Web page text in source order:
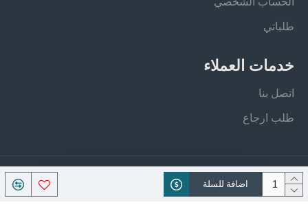
اضافة للسلة
طلباتي
خدمات العملاء
اتصل بنا
طلب ارجاع
جميع الحقوق محفوظة - فيلان ستور